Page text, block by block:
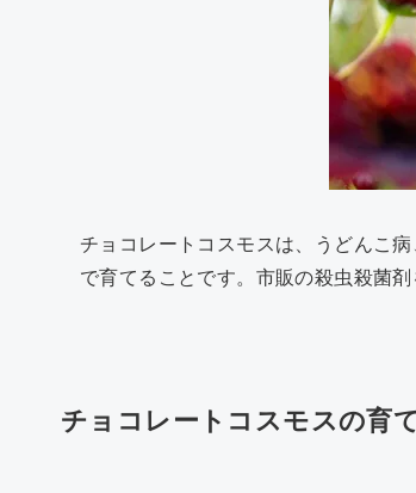
チョコレートコスモスは、うどんこ
で育てることです。市販の殺虫殺菌
チョコレートコスモスの育